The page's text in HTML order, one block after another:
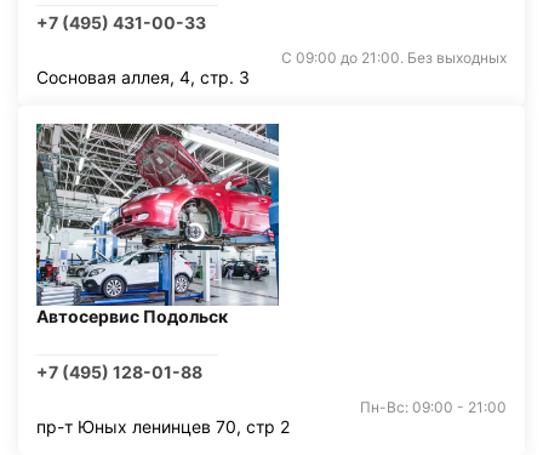
+7 (495) 431-00-33
С 09:00 до 21:00. Без выходных
Сосновая аллея, 4, стр. 3
Автосервис Подольск
+7 (495) 128-01-88
Пн-Вс: 09:00 - 21:00
пр-т Юных ленинцев 70, стр 2